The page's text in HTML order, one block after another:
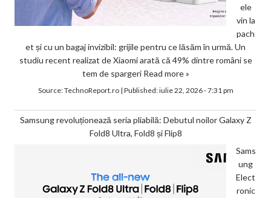
ele
vin la
pach
et și cu un bagaj invizibil: grijile pentru ce lăsăm în urmă. Un
studiu recent realizat de Xiaomi arată că 49% dintre români se
tem de spargeri Read more »
Source:TechnoReport.ro| Published:iulie 22, 2026 - 7:31 pm
Samsung revoluționează seria pliabilă: Debutul noilor Galaxy Z
Fold8 Ultra, Fold8 și Flip8
Sams
ung
Elect
ronic